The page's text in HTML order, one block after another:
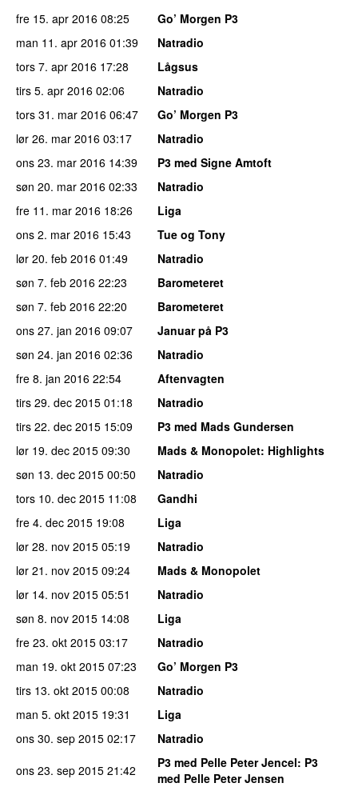
fre 15. apr 2016 08:25
Go’ Morgen P3
man 11. apr 2016 01:39
Natradio
tors 7. apr 2016 17:28
Lågsus
tirs 5. apr 2016 02:06
Natradio
tors 31. mar 2016 06:47
Go’ Morgen P3
lør 26. mar 2016 03:17
Natradio
ons 23. mar 2016 14:39
P3 med Signe Amtoft
søn 20. mar 2016 02:33
Natradio
fre 11. mar 2016 18:26
Liga
ons 2. mar 2016 15:43
Tue og Tony
lør 20. feb 2016 01:49
Natradio
søn 7. feb 2016 22:23
Barometeret
søn 7. feb 2016 22:20
Barometeret
ons 27. jan 2016 09:07
Januar på P3
søn 24. jan 2016 02:36
Natradio
fre 8. jan 2016 22:54
Aftenvagten
tirs 29. dec 2015 01:18
Natradio
tirs 22. dec 2015 15:09
P3 med Mads Gundersen
lør 19. dec 2015 09:30 Mads & Monopolet: Highlights
søn 13. dec 2015 00:50
Natradio
tors 10. dec 2015 11:08
Gandhi
fre 4. dec 2015 19:08
Liga
lør 28. nov 2015 05:19
Natradio
lør 21. nov 2015 09:24
Mads & Monopolet
lør 14. nov 2015 05:51
Natradio
søn 8. nov 2015 14:08
Liga
fre 23. okt 2015 03:17
Natradio
man 19. okt 2015 07:23
Go’ Morgen P3
tirs 13. okt 2015 00:08
Natradio
man 5. okt 2015 19:31
Liga
ons 30. sep 2015 02:17
Natradio
ons 23. sep 2015 21:42 P3 med Pelle Peter Jencel: P3
med Pelle Peter Jensen